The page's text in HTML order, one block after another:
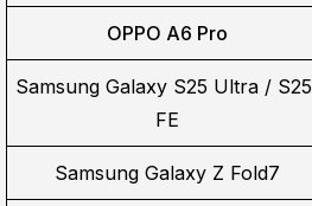
OPPO A6 Pro
Samsung Galaxy S25 Ultra / S25
FE
Samsung Galaxy Z Fold7